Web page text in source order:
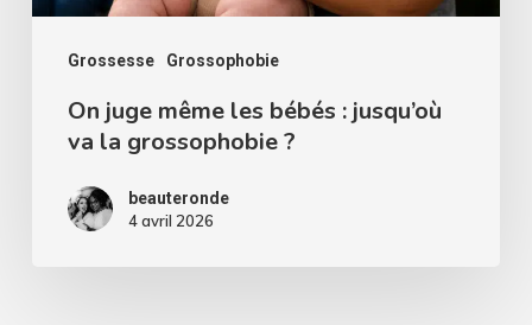
Grossesse Grossophobie
la
grossophobie
On juge même les bébés : jusqu’où
va la grossophobie ?
beauteronde
4 avril 2026